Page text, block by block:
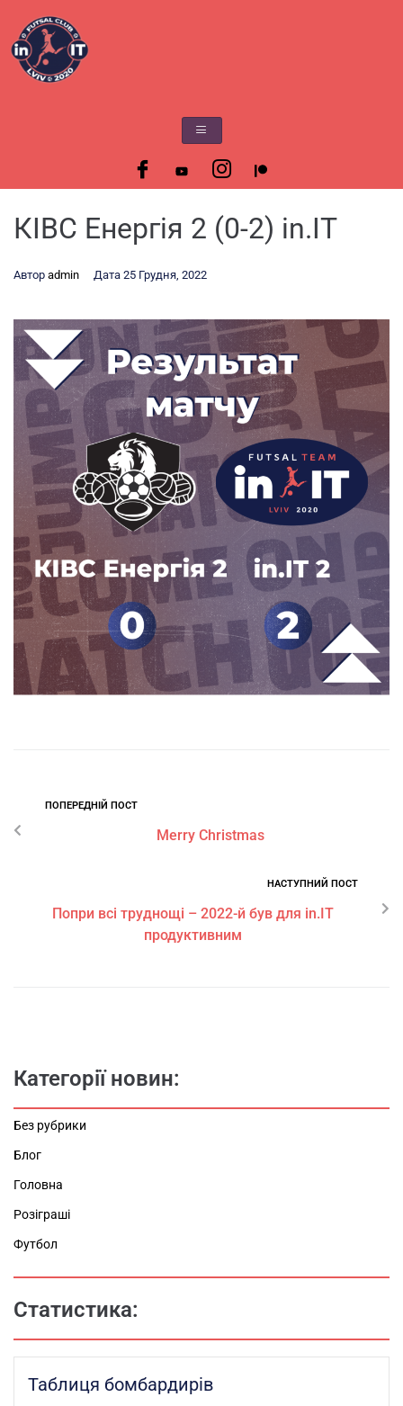
КІВС Енергія 2 (0-2) in.IT
Автор admin Дата 25 Грудня, 2022
ПОПЕРЕДНІЙ ПОСТ
Merry Christmas
НАСТУПНИЙ ПОСТ
Попри всі труднощі – 2022-й був для in.IT
продуктивним
Категорії новин:
Без рубрики
Блог
Головна
Розіграші
Футбол
Статистика:
Таблиця бомбардирів